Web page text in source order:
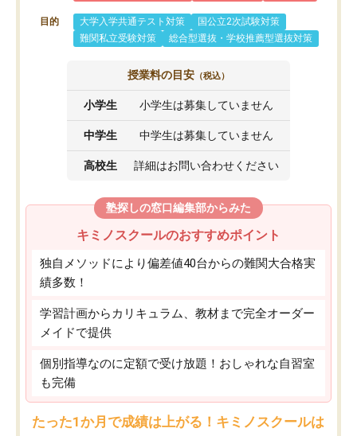
目的 大学入学共通テスト対策
国公立2次試験対策
難関私立受験対策
総合型選抜・学校推薦型選抜対策
授業料の目安 （税込）
小学生 小学生は募集していません
中学生 中学生は募集していません
高校生 詳細はお問い合わせください
塾探しの窓口編集部からみた
キミノスクールのおすすめポイント
独自メソッドにより偏差値40台からの難関大合格実
績多数！
学習計画からカリキュラム、教材まで完全オーダー
メイドで提供
個別指導なのに定額で受け放題！おしゃれな自習室
も完備
たった1か月で成績は上がる！キミノスクールは